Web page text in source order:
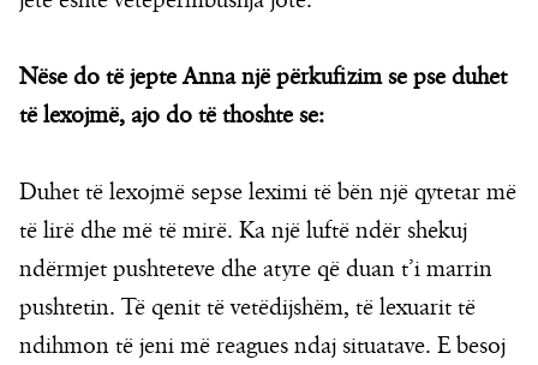
Nëse do të jepte Anna një përkufizim se pse duhet
të lexojmë, ajo do të thoshte se:
Duhet të lexojmë sepse leximi të bën një qytetar më
të lirë dhe më të mirë. Ka një luftë ndër shekuj
ndërmjet pushteteve dhe atyre që duan t’i marrin
pushtetin. Të qenit të vetëdijshëm, të lexuarit të
ndihmon të jeni më reagues ndaj situatave. E besoj